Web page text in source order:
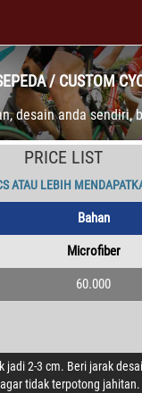
/ CUSTOM
desain anda sendiri,
PRICE LIST
ATAU LEBIH
Bahan
Microfiber
60.000
jadi 2-3 cm. Beri jarak
tidak terpotong